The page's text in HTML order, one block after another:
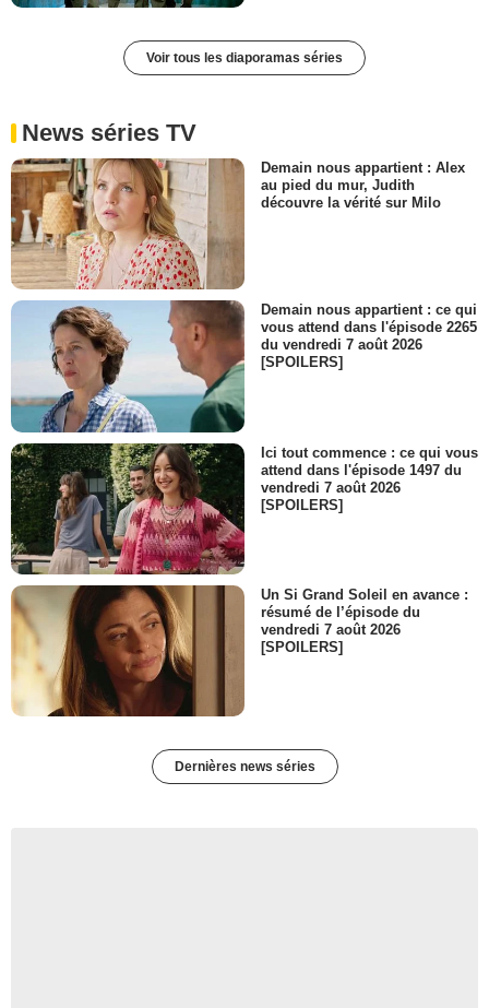
Voir tous les diaporamas séries
News séries TV
Demain nous appartient : Alex
au pied du mur, Judith
découvre la vérité sur Milo
Demain nous appartient : ce qui
vous attend dans l'épisode 2265
du vendredi 7 août 2026
[SPOILERS]
Ici tout commence : ce qui vous
attend dans l'épisode 1497 du
vendredi 7 août 2026
[SPOILERS]
Un Si Grand Soleil en avance :
résumé de l’épisode du
vendredi 7 août 2026
[SPOILERS]
Dernières news séries